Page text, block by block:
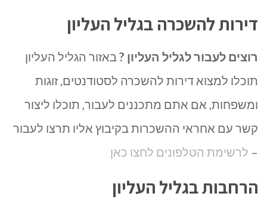
דירות להשכרה בגליל העליון
רוצים לעבור לגליל העליון ?באזור הגליל העליון
תוכלו למצוא דירות להשכרה לסטודנטים, זוגות
ומשפחות, אם אתם מתכננים לעבור, תוכלו ליצור
קשר עם אחראי ההשכרות בקיבוץ אליו תרצו לעבור
– לרשימת הטלפונים לחצו כאן
הרחבות בגליל העליון